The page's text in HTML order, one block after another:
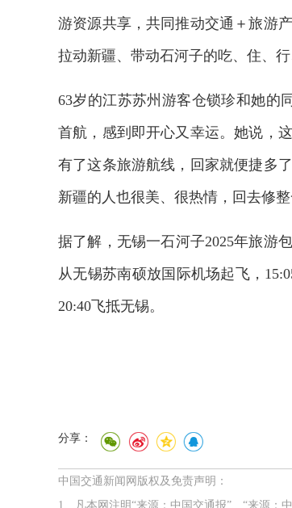
游资源共享，共同推动交通＋旅游
拉动新疆、带动石河子的吃、住、
63岁的江苏苏州游客仓锁珍和她的
首航，感到即开心又幸运。她说，
有了这条旅游航线，回家就便捷多
新疆的人也很美、很热情，回去修
据了解，无锡一石河子2025年旅游
从无锡苏南硕放国际机场起飞，
20:40飞抵无锡。
分享：
中国交通新闻网版权及免责声明：
1、凡本网注明“来源：中国交通报”、“来源